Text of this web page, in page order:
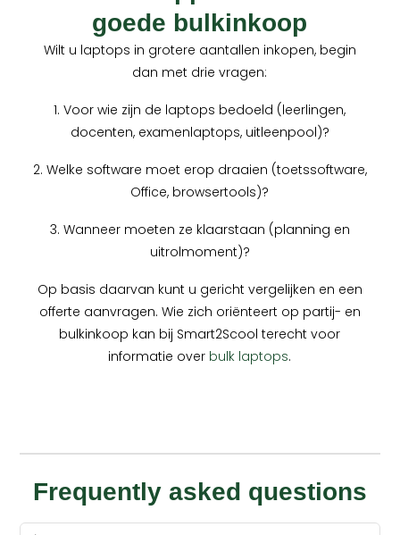
goede bulkinkoop
Wilt u laptops in grotere aantallen inkopen, begin
dan met drie vragen:
1. Voor wie zijn de laptops bedoeld (leerlingen,
docenten, examenlaptops, uitleenpool)?
2. Welke software moet erop draaien (toetssoftware,
Office, browsertools)?
3. Wanneer moeten ze klaarstaan (planning en
uitrolmoment)?
Op basis daarvan kunt u gericht vergelijken en een
offerte aanvragen. Wie zich oriënteert op partij- en
bulkinkoop kan bij Smart2Scool terecht voor
informatie over bulk laptops.
Frequently asked questions